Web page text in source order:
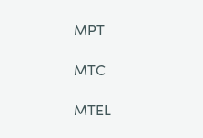
MPT
MTC
MTEL